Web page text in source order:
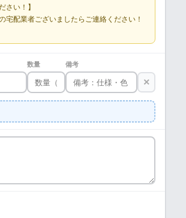
さい！】
配業者ございましたらご連絡ください！
数量 備考
×